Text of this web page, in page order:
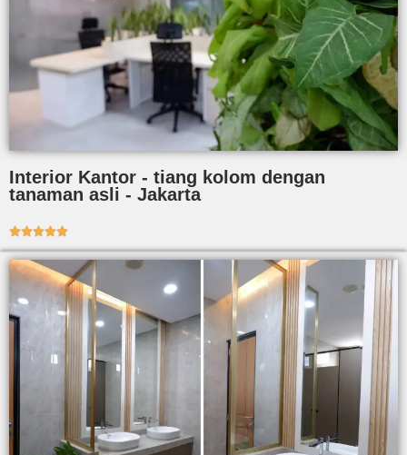
Interior Kantor - tiang kolom dengan
tanaman asli - Jakarta
